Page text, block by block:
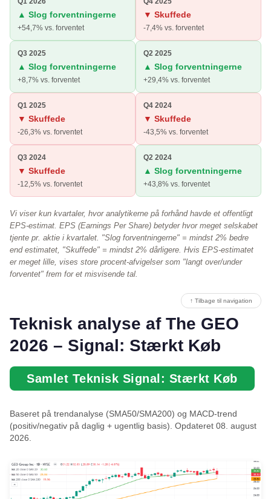
▲ Slog forventningerne
+54,7% vs. forventet
▼ Skuffede
-7,4% vs. forventet
Q3 2025
▲ Slog forventningerne
+8,7% vs. forventet
Q2 2025
▲ Slog forventningerne
+29,4% vs. forventet
Q1 2025
▼ Skuffede
-26,3% vs. forventet
Q4 2024
▼ Skuffede
-43,5% vs. forventet
Q3 2024
▼ Skuffede
-12,5% vs. forventet
Q2 2024
▲ Slog forventningerne
+43,8% vs. forventet
Vi viser kun kvartaler, hvor analytikerne på forhånd havde et offentligt
EPS-estimat. EPS (Earnings Per Share) betyder hvor meget selskabet
tjente pr. aktie i kvartalet. "Slog forventningerne" = mindst 2% bedre
end estimatet, "Skuffede" = mindst 2% dårligere. Hvis EPS-estimatet
er meget lille, vises store procent-afvigelser som "langt over/under
forventet" frem for et misvisende tal.
↑ Tilbage til navigation
Teknisk analyse af The GEO
2026 – Signal: Stærkt Køb
Samlet Teknisk Signal: Stærkt Køb
Baseret på trendanalyse (SMA50/SMA200) og MACD-trend
(positiv/negativ på daglig + ugentlig basis). Opdateret 08. august
2026.